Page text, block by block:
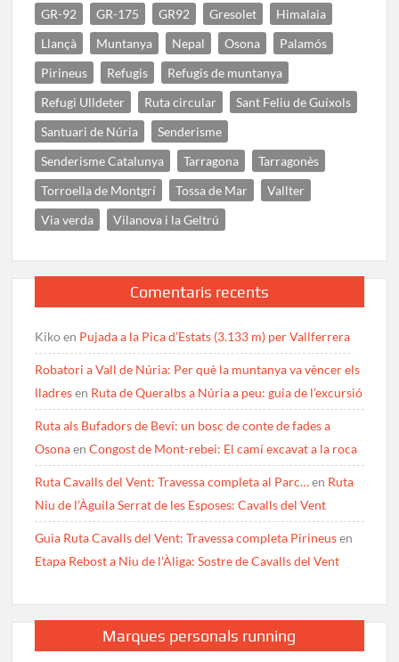
GR-92
GR-175 GR92 Gresolet
Himalaia
Llançà
Muntanya Nepal Osona
Palamós
Pirineus
Refugis
Refugis de muntanya
Refugi Ulldeter
Ruta circular
Sant Feliu de Guíxols
Santuari de Núria
Senderisme
Senderisme Catalunya
Tarragona
Tarragonès
Torroella de Montgrí
Tossa de Mar
Vallter
Via verda
Vilanova i la Geltrú
Comentaris recents
Kikoen Pujada a la Pica d’Estats (3.133 m) per Vallferrera
Robatori a Vall de Núria: Per què la muntanya va vèncer els
lladresen Ruta de Queralbs a Núria a peu: guia de l’excursió
Ruta als Bufadors de Beví: un bosc de conte de fades a
OsonaenCongost de Mont-rebei: El camí excavat a la roca
Ruta Cavalls del Vent: Travessa completa al Parc…en Ruta
Niu de l’Àguila Serrat de les Esposes: Cavalls del Vent
Guia Ruta Cavalls del Vent: Travessa completa Pirineusen
Etapa Rebost a Niu de l’Àliga: Sostre de Cavalls del Vent
Marques personals running